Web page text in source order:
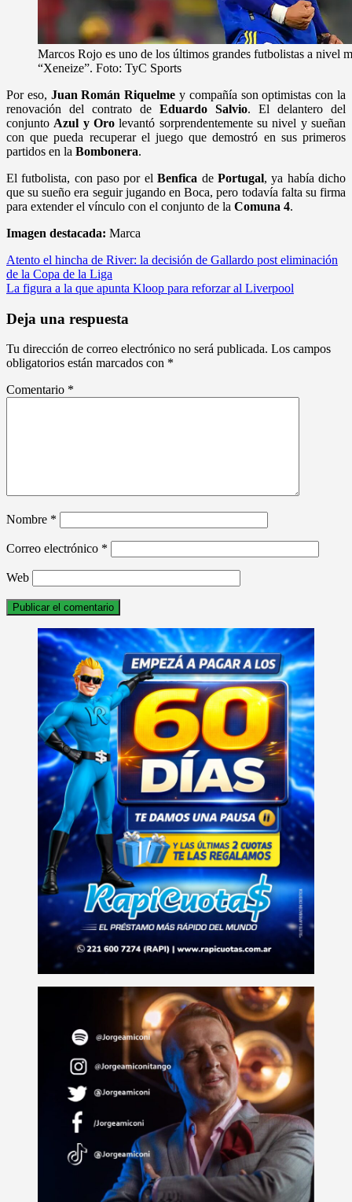
Marcos Rojo es uno de los últimos grandes futbolistas a nivel
“Xeneize”. Foto: TyC Sports
Por eso, Juan Román Riquelme y compañía son optimistas con la
renovación del contrato de Eduardo Salvio. El delantero del
conjunto Azul y Oro levantó sorprendentemente su nivel y sueñan
con que pueda recuperar el juego que demostró en sus primeros
partidos en la Bombonera.
El futbolista, con paso por elBenfica de Portugal, ya había dicho
que su sueño era seguir jugando en Boca, pero todavía falta su firma
para extender el vínculo con el conjunto de la Comuna 4.
Imagen destacada: Marca
Navegación
de
Atento el hincha de River: la decisión de Gallardo post eliminación
de la Copa de la Liga
La figura a la que apunta Kloop para reforzar al Liverpool
Deja una respuesta
Tu dirección de correo electrónico no será publicada. Los campos
obligatorios están marcados con *
Comentario *
Nombre *
Correo electrónico *
Web